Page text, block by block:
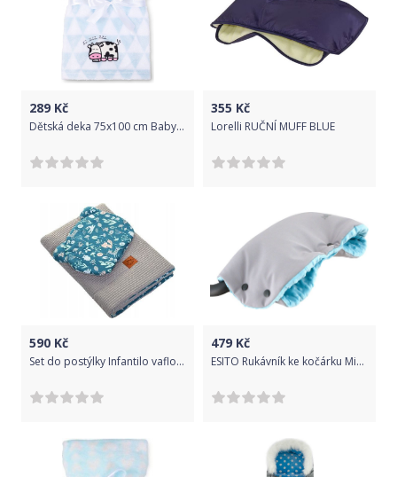
289 Kč
Dětská deka 75x100 cm Baby Matex Ricco Blue Cow 2B
355 Kč
Lorelli RUČNÍ MUFF BLUE
590 Kč
Set do postýlky Infantilo vaflový grey/forest animals
479 Kč
ESITO Rukávník ke kočárku Minky softshell, Barva šedá / modrá, Velikost 45 x 53 cm